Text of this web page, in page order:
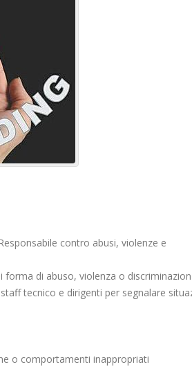
contro abusi, violenze e
forma di abuso, violenza o
tecnico e dirigenti per segnalare
o comportamenti inappropriati